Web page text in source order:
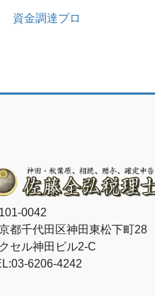
資金調達プロ
0042
都千代田区神田東松下町28
セル神田ビル2-C
6206-4242